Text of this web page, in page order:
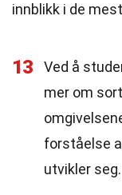
innblikk i de
13
Ved å
mer om
forståelse
utvikler seg.